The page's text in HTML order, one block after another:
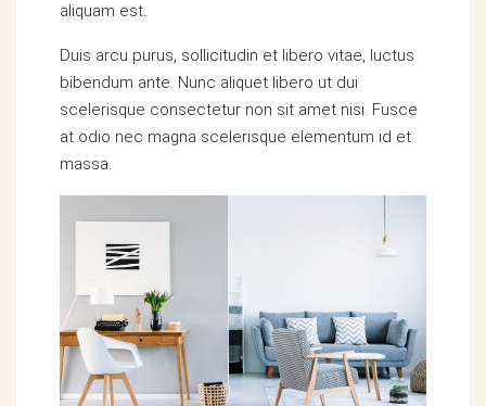
aliquam est.
Duis arcu purus, sollicitudin et libero vitae, luctus
bibendum ante. Nunc aliquet libero ut dui
scelerisque consectetur non sit amet nisi. Fusce
at odio nec magna scelerisque elementum id et
massa.